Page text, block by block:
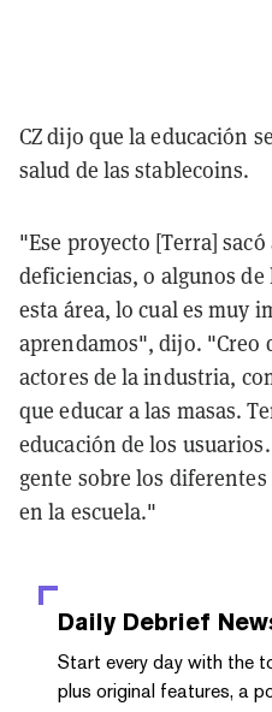
CZ dijo que la educación
salud de las stablecoins.
"Ese proyecto [Terra]
deficiencias, o algunos de
esta área, lo cual es muy
aprendamos", dijo. "Creo
actores de la industria,
que educar a las masas.
educación de los
gente sobre los
en la escuela."
Daily Debrief
Start every day with the
plus original features, a